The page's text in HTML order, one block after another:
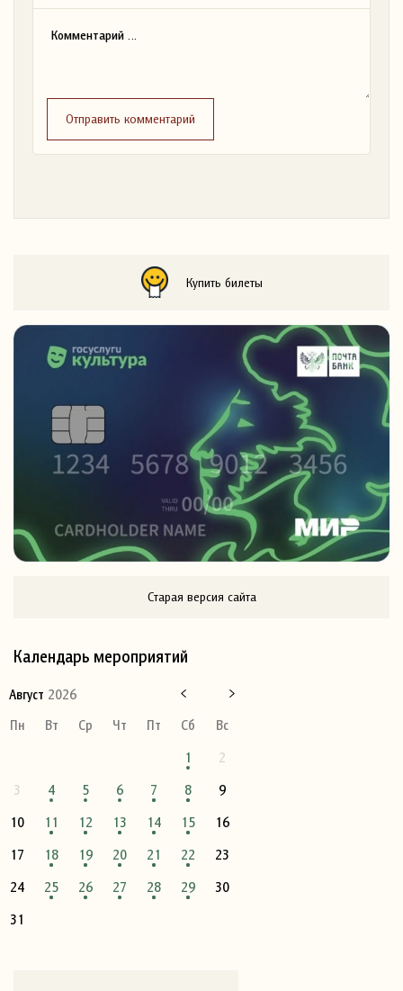
Отправить комментарий
Купить билеты
Старая версия сайта
Календарь мероприятий
Август 2026
Пн
Вт Ср Чт Пт Сб
Вс
1
2
3
4 5 6 7 8
9
10
11 12 13 14 15
16
17
18 19 20 21 22
23
24
25 26 27 28 29
30
31